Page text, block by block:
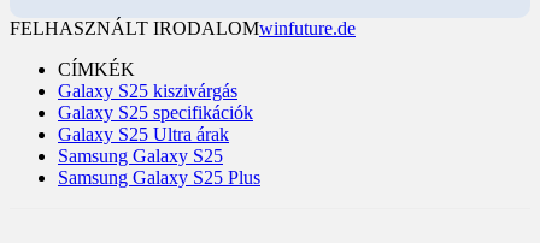
FELHASZNÁLT IRODALOMwinfuture.de
CÍMKÉK
Galaxy S25 kiszivárgás
Galaxy S25 specifikációk
Galaxy S25 Ultra árak
Samsung Galaxy S25
Samsung Galaxy S25 Plus